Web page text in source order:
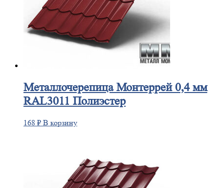
МеталлочерепицаМонтеррей 0,4 мм
RAL3011 Полиэстер
168 ₽ В корзину